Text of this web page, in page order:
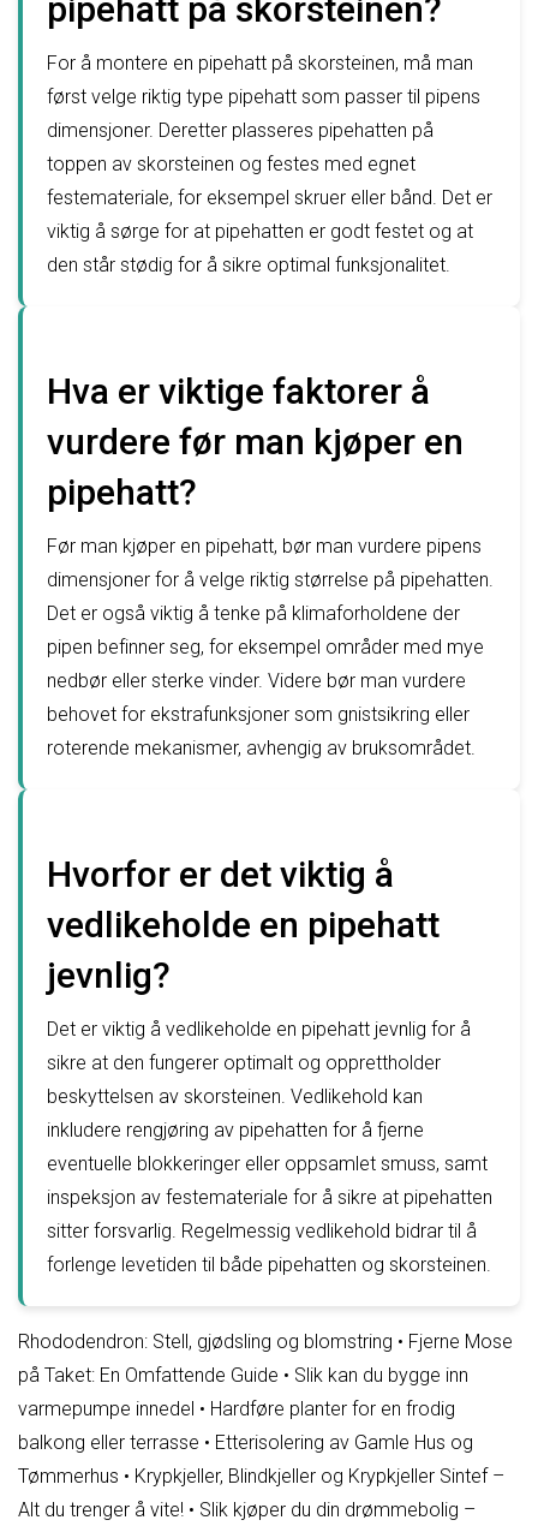
pipehatt på skorsteinen?
For å montere en pipehatt på skorsteinen, må man
først velge riktig type pipehatt som passer til pipens
dimensjoner. Deretter plasseres pipehatten på
toppen av skorsteinen og festes med egnet
festemateriale, for eksempel skruer eller bånd. Det er
viktig å sørge for at pipehatten er godt festet og at
den står stødig for å sikre optimal funksjonalitet.
Hva er viktige faktorer å
vurdere før man kjøper en
pipehatt?
Før man kjøper en pipehatt, bør man vurdere pipens
dimensjoner for å velge riktig størrelse på pipehatten.
Det er også viktig å tenke på klimaforholdene der
pipen befinner seg, for eksempel områder med mye
nedbør eller sterke vinder. Videre bør man vurdere
behovet for ekstrafunksjoner som gnistsikring eller
roterende mekanismer, avhengig av bruksområdet.
Hvorfor er det viktig å
vedlikeholde en pipehatt
jevnlig?
Det er viktig å vedlikeholde en pipehatt jevnlig for å
sikre at den fungerer optimalt og opprettholder
beskyttelsen av skorsteinen. Vedlikehold kan
inkludere rengjøring av pipehatten for å fjerne
eventuelle blokkeringer eller oppsamlet smuss, samt
inspeksjon av festemateriale for å sikre at pipehatten
sitter forsvarlig. Regelmessig vedlikehold bidrar til å
forlenge levetiden til både pipehatten og skorsteinen.
Rhododendron: Stell, gjødsling og blomstring • Fjerne Mose
på Taket: En Omfattende Guide • Slik kan du bygge inn
varmepumpe innedel • Hardføre planter for en frodig
balkong eller terrasse • Etterisolering av Gamle Hus og
Tømmerhus • Krypkjeller, Blindkjeller og Krypkjeller Sintef –
Alt du trenger å vite! • Slik kjøper du din drømmebolig –